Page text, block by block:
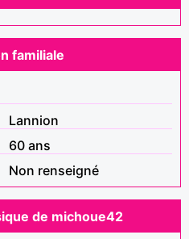
familiale
Lannion
60 ans
Non renseigné
de michoue42